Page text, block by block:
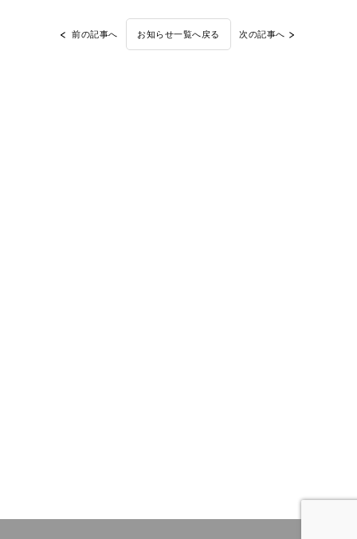
前の記事へ お知らせ一覧へ戻る 次の記事へ